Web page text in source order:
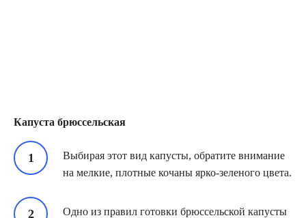
Капуста брюссельская
Выбирая этот вид капусты, обратите внимание
на мелкие, плотные кочаны ярко-зеленого цвета.
Одно из правил готовки брюссельской капусты